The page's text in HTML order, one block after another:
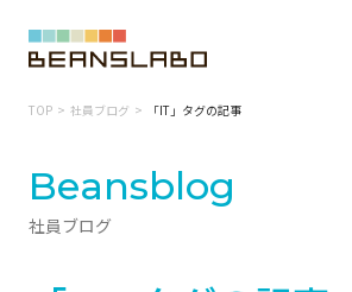
TOP 社員ブログ 「IT」タグの記事
Beansblog
社員ブログ